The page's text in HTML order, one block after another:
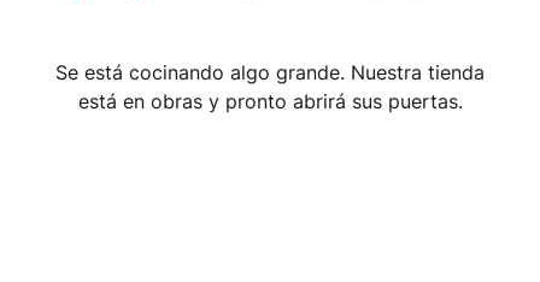
Se está cocinando algo grande. Nuestra tienda
está en obras y pronto abrirá sus puertas.